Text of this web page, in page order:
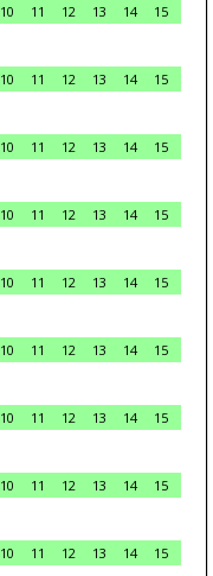
10 11 12 13 14
15
10 11 12 13 14
15
10 11 12 13 14
15
10 11 12 13 14
15
10 11 12 13 14
15
10 11 12 13 14
15
10 11 12 13 14
15
10 11 12 13 14
15
10 11 12 13 14
15